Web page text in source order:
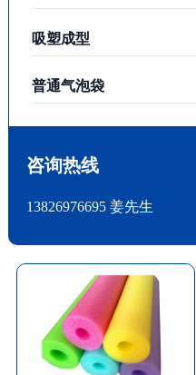
吸塑成型
普通气泡袋
咨询热线
13826976695 姜先生